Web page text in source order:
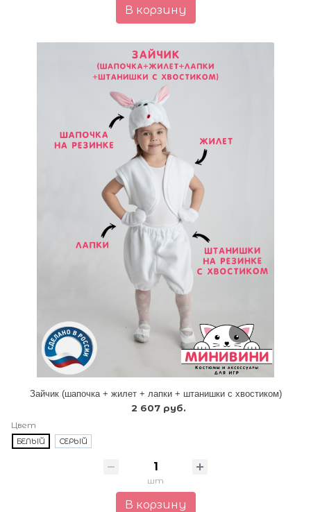
В корзину
Зайчик (шапочка + жилет + лапки + штанишки с хвостиком)
2 607 руб.
Цвет
БЕЛЫЙ СЕРЫЙ
шт
В корзину